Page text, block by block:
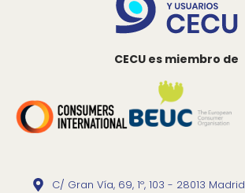
CECU es miembro de
C/ Gran Vía, 69, 1º, 103 - 28013 Madrid